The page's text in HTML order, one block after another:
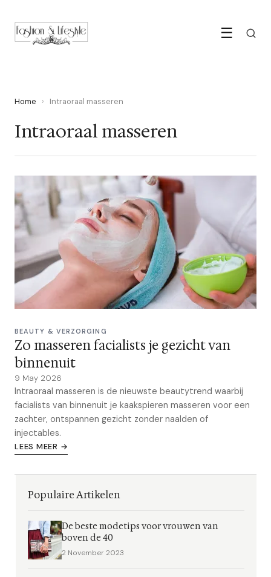
☰
Home › Intraoraal masseren
Intraoraal masseren
BEAUTY & VERZORGING
Zo masseren facialists je gezicht van
binnenuit
9 May 2026
Intraoraal masseren is de nieuwste beautytrend waarbij
facialists van binnenuit je kaakspieren masseren voor een
zachter, ontspannen gezicht zonder naalden of
injectables.
LEES MEER →
Populaire Artikelen
De beste modetips voor vrouwen van
boven de 40
2 November 2023